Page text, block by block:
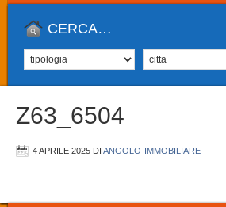
CERCA…
Z63_6504
4 APRILE 2025 DI ANGOLO-IMMOBILIARE